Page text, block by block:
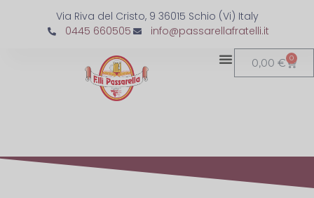
Via Riva del Cristo, 9 36015 Schio (Vi) Italy
0445 660505
info@passarellafratelli.it
0,00€ 0